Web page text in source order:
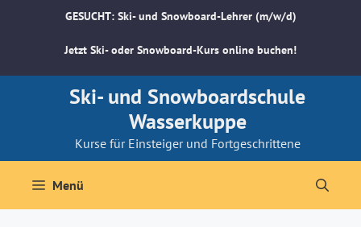
GESUCHT: Ski- und Snowboard-Lehrer (m/w/d)
Jetzt Ski- oder Snowboard-Kurs online buchen!
Ski- und Snowboardschule
Wasserkuppe
Kurse für Einsteiger und Fortgeschrittene
Menü